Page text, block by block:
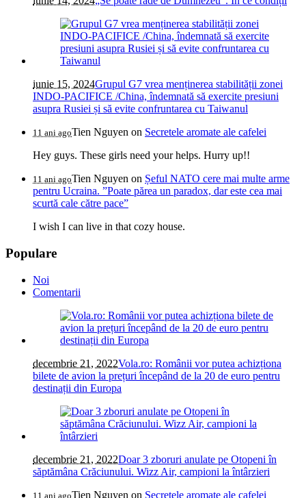
iunie 15, 2024Grupul G7 vrea menținerea stabilității zonei
INDO-PACIFICE /China, îndemnată să exercite presiuni
asupra Rusiei și să evite confruntarea cu Taiwanul
11 ani agoTien Nguyen on Secretele aromate ale cafelei
Hey guys. These girls need your helps. Hurry up!!
11 ani agoTien Nguyen on Șeful NATO cere mai multe arme
pentru Ucraina. ”Poate părea un paradox, dar este cea mai
scurtă cale către pace”
I wish I can live in that cozy house.
Populare
Noi
Comentarii
decembrie 21, 2022Vola.ro: Românii vor putea achizționa
bilete de avion la prețuri începând de la 20 de euro pentru
destinații din Europa
decembrie 21, 2022Doar 3 zboruri anulate pe Otopeni în
săptămâna Crăciunului. Wizz Air, campioni la întârzieri
11 ani agoTien Nguyen on Secretele aromate ale cafelei